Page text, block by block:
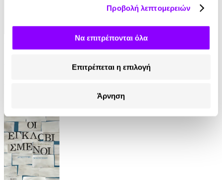
Προβολή λεπτομερειών
Να επιτρέπονται όλα
Επιτρέπεται η επιλογή
Άρνηση
• 1 Credit